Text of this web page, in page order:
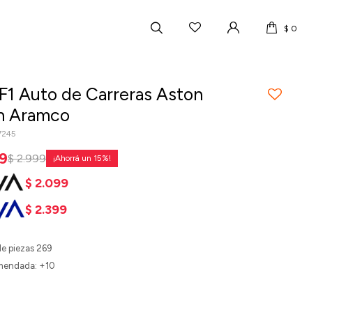
$ 0
Auto de Carreras Aston
Aramco
$ 2.999 15
$ 2.099
$ 2.399
piezas 269
+10